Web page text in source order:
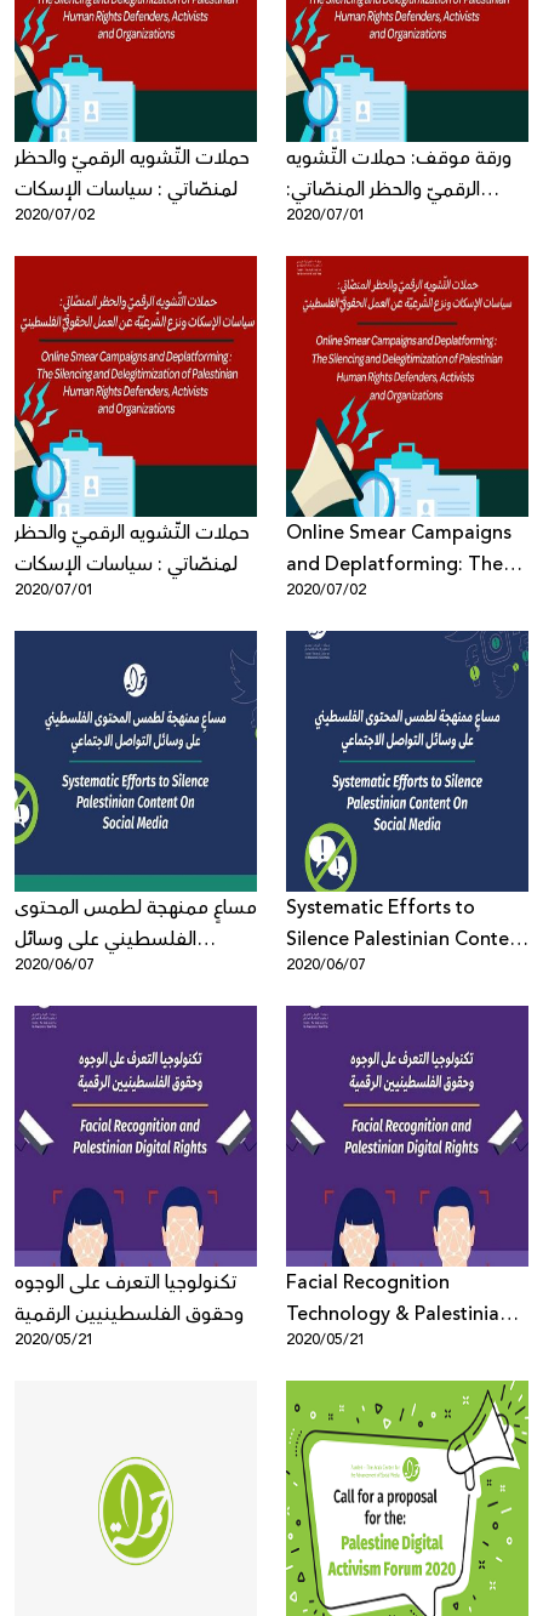
Donate
حملات التّشويه الرقميّ والحظر
المنصّاتي : سياسات الإسكات
ونزع الشّرعيّة عن العمل
الحقوقيّ الفلسطينيّ - ورقة
2020/07/02
ورقة موقف: حملات التّشويه
الرقميّ والحظر المنصّاتي:
سياسات الإسكات ونزع الشّرعيّة
عن العمل الحقوقيّ
الفلسطينيّ
2020/07/01
حملات التّشويه الرقميّ والحظر
المنصّاتي : سياسات الإسكات
ونزع الشّرعيّة عن العمل
الحقوقيّ الفلسطينيّ
2020/07/01
Online Smear Campaigns
and Deplatforming: The
Silencing and
Delegitimization of
Palestinian Human Rights
Defenders, Activists and
Organizations
2020/07/02
مساعٍ ممنهجة لطمس المحتوى
الفلسطيني على وسائل
التواصل الاجتماعي
2020/06/07
Systematic Efforts to
Silence Palestinian Content
On Social Media
2020/06/07
تكنولوجيا التعرف على الوجوه
وحقوق الفلسطينيين الرقمية
2020/05/21
Facial Recognition
Technology & Palestinian
Digital Rights
2020/05/21